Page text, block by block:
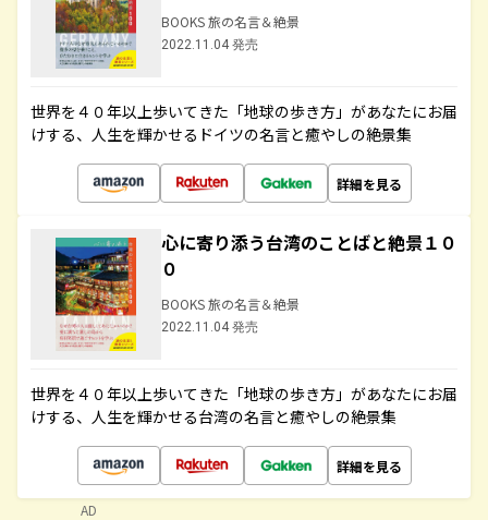
BOOKS 旅の名言＆絶景
2022.11.04 発売
世界を４０年以上歩いてきた「地球の歩き方」があなたにお届
けする、人生を輝かせるドイツの名言と癒やしの絶景集
詳細を見る
心に寄り添う台湾のことばと絶景１０
０
BOOKS 旅の名言＆絶景
2022.11.04 発売
世界を４０年以上歩いてきた「地球の歩き方」があなたにお届
けする、人生を輝かせる台湾の名言と癒やしの絶景集
詳細を見る
AD